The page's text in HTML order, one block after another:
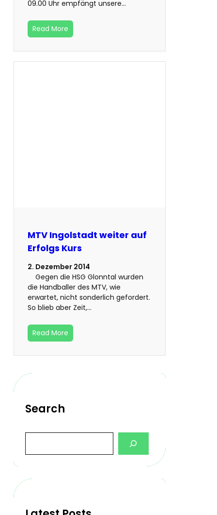
09.00 Uhr empfängt unsere…
Read More
MTV Ingolstadt weiter auf
Erfolgs Kurs
2. Dezember 2014
Gegen die HSG Glonntal wurden
die Handballer des MTV, wie
erwartet, nicht sonderlich gefordert.
So blieb aber Zeit,…
Read More
Search
a
c